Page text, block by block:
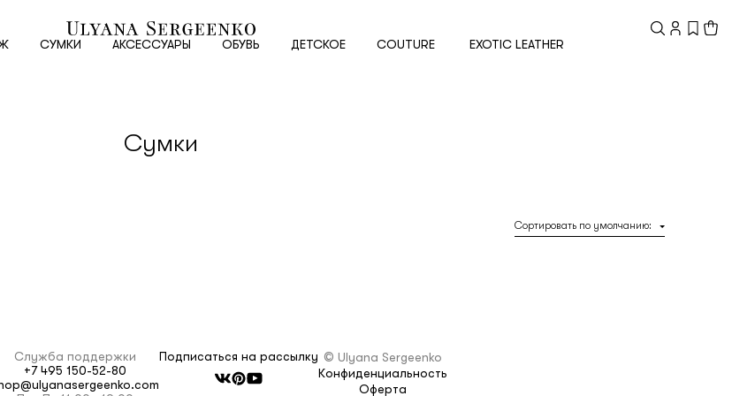
СУМКИ АКСЕССУАРЫ ОБУВЬ ДЕТСКОЕ COUTURE EXOTIC LEATHER
Новый
клиент
Подписаться на обновления
на кнопку "Регистрация", вы соглашаетесь с
Зарегистрированный
клиент
Сумки
Сортировать по умолчанию:
Служба поддержки
+7 495 150-52-80
Подписаться на рассылку © Ulyana Sergeenko
Конфиденциальность
Оферта